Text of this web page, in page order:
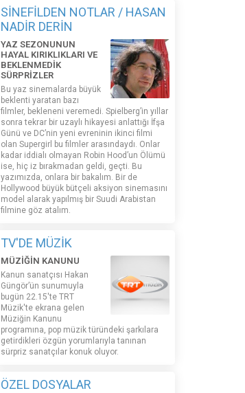
SİNEFİLDEN NOTLAR / HASAN
NADİR DERİN
YAZ SEZONUNUN
HAYAL KIRIKLIKLARI VE
BEKLENMEDİK
SÜRPRİZLER
Bu yaz sinemalarda büyük
beklenti yaratan bazı
filmler, bekleneni veremedi. Spielberg’in yıllar
sonra tekrar bir uzaylı hikayesi anlattığı İfşa
Günü ve DC’nin yeni evreninin ikinci filmi
olan Supergirl bu filmler arasındaydı. Onlar
kadar iddialı olmayan Robin Hood’un Ölümü
ise, hiç iz bırakmadan geldi, geçti. Bu
yazımızda, onlara bir bakalım. Bir de
Hollywood büyük bütçeli aksiyon sinemasını
model alarak yapılmış bir Suudi Arabistan
filmine göz atalım.
TV'DE MÜZİK
MÜZİĞİN KANUNU
Kanun sanatçısı Hakan
Güngör’ün sunumuyla
bugün 22.15'te TRT
Müzik'te ekrana gelen
Müziğin Kanunu
programına, pop müzik türündeki şarkılara
getirdikleri özgün yorumlarıyla tanınan
sürpriz sanatçılar konuk oluyor.
ÖZEL DOSYALAR